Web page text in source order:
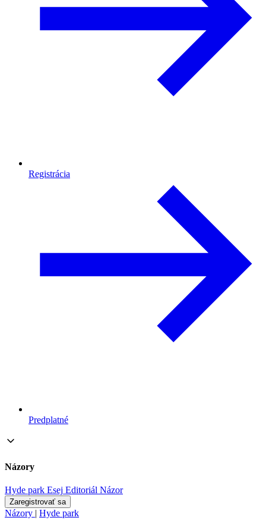
Registrácia
Predplatné
Názory
Hyde park Esej Editoriál Názor
Zaregistrovať sa
Názory | Hyde park